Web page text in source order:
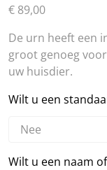
€ 89,00
De urn heeft een
groot genoeg
uw huisdier.
Wilt u een
Wilt u een naam